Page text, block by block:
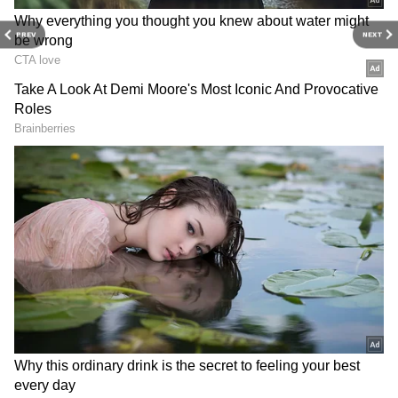
PREV NEXT
Mark Zuckerberg
மே 14, 1984 இல் பிறந்தார் மார்க்
ஜுக்கர்பெர்க். ஹார்வர்ட் படிப்பை விட்டு
வெளியேறிய நிலையில் இருந்து, பல
ஆண்டுகளாக பல தொழில்நுட்ப
முயற்சிகளை சொந்தமாக வைத்து, ஒரு
பில்லியனர் ஆக வளர்த்துள்ளார். 2004-ல்
ஃபேஸ்புக்கை ஆரம்பித்து 2012-ல் பொது
மக்களுக்கு எடுத்துச் சென்றார்.